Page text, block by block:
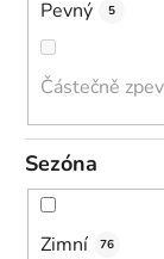
Pevný 5
Částečně
Sezóna
Zimní 76